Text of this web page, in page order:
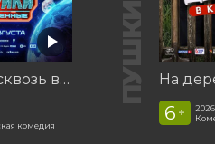
Смешарики сквозь вселенные
комедия
6 +